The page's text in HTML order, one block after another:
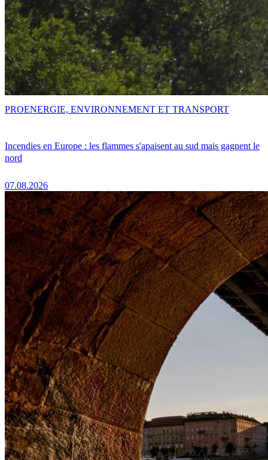
Incendies en Europe : les flammes s'apaisent au sud mais gagnent le
nord
07.08.2026
PROENERGIE, ENVIRONNEMENT ET TRANSPORT